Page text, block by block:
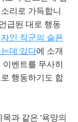
리로 가득합니
급된 대로 행동
인 직군의 슬픈
데 있다에 소개
벤트를 무사히
행동하기도 합
과 같은 ‘욕망의